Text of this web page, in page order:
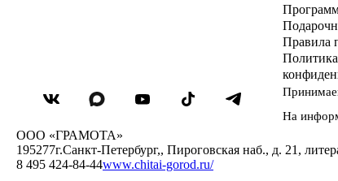
Правила
Политика
На
ООО «ГРАМОТА»
195277г.Санкт-Петербург,, Пироговская наб., д. 21,
8 495 424-84-44www.chitai-gorod.ru/